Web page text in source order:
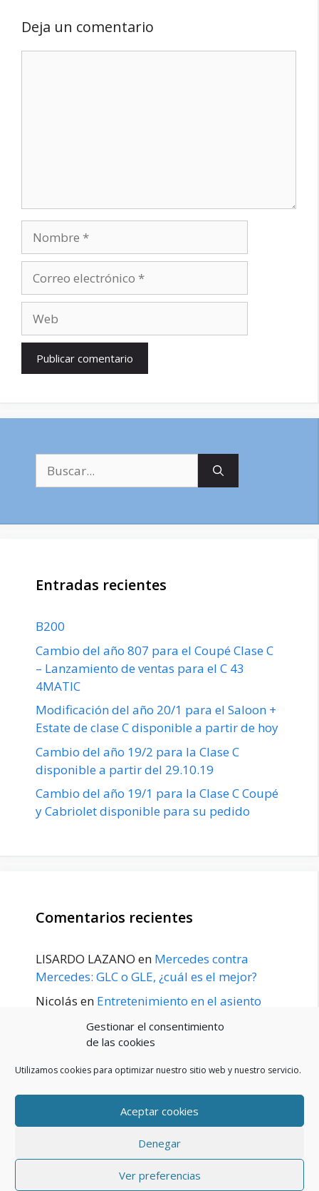
Gestionar el consentimiento
de las cookies
Utilizamos cookies para optimizar nuestro sitio web y nuestro servicio.
Aceptar cookies
Denegar
Ver preferencias
Deja un comentario
electrónico
Entradas recientes
B200
Cambio del año 807 para el Coupé Clase C
– Lanzamiento de ventas para el C 43
4MATIC
Modificación del año 20/1 para el Saloon +
Estate de clase C disponible a partir de hoy
Cambio del año 19/2 para la Clase C
disponible a partir del 29.10.19
Cambio del año 19/1 para la Clase C Coupé
y Cabriolet disponible para su pedido
Comentarios recientes
LISARDO LAZANO en Mercedes contra
Mercedes: GLC o GLE, ¿cuál es el mejor?
Nicolás en Entretenimiento en el asiento
principios de 2020
POLÍTICA DE PRIVACIDAD
Política de cookies (UE)
© 2026 Blog De Mercedes-Benz En Español
GeneratePress